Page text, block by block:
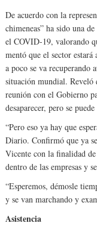
De acuerdo con la
chimeneas” ha sido una
el COVID-19, valo­rando
mentó que el sector
a po­co se va recuperando
situación mun­dial. Reveló
reunión con el Gobier­no
desaparecer, pero se
“Pero eso ya hay que
Diario. Confirmó que ya
Vi­cente con la finalidad
dentro de las empresas y
“Esperemos, démosle
y se van marchando y
Asistencia